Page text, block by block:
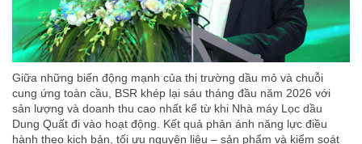
Giữa những biến động mạnh của thị trường dầu mỏ và chuỗi
cung ứng toàn cầu, BSR khép lại sáu tháng đầu năm 2026 với
sản lượng và doanh thu cao nhất kể từ khi Nhà máy Lọc dầu
Dung Quất đi vào hoạt động. Kết quả phản ánh năng lực điều
hành theo kịch bản, tối ưu nguyên liệu – sản phẩm và kiểm soát